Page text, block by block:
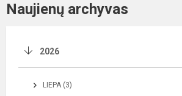
Naujienų archyvas
2026
LIEPA (3)